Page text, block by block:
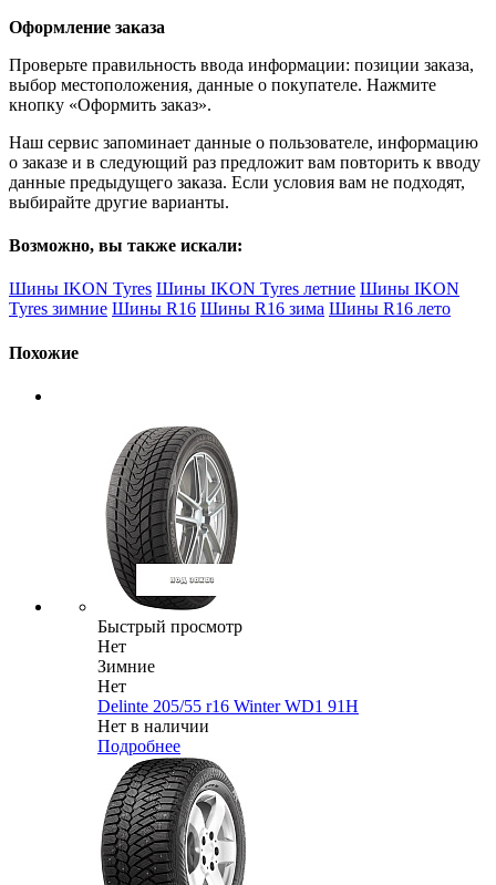
Оформление заказа
Проверьте правильность ввода информации: позиции заказа,
выбор местоположения, данные о покупателе. Нажмите
кнопку «Оформить заказ».
Наш сервис запоминает данные о пользователе, информацию
о заказе и в следующий раз предложит вам повторить к вводу
данные предыдущего заказа. Если условия вам не подходят,
выбирайте другие варианты.
Возможно, вы также искали:
Шины IKON Tyres Шины IKON Tyres летние Шины IKON
Tyres зимние Шины R16 Шины R16 зима Шины R16 лето
Похожие
Быстрый просмотр
Нет
Зимние
Нет
Delinte 205/55 r16 Winter WD1 91H
Нет в наличии
Подробнее